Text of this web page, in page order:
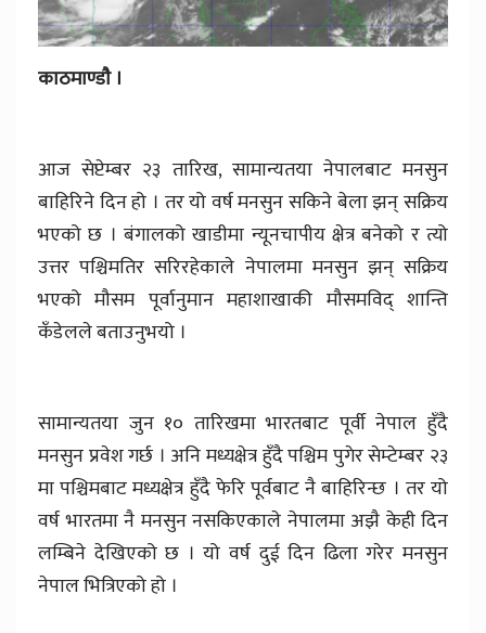
काठमाण्डाै ।
आज सेप्टेम्बर २३ तारिख, सामान्यतया नेपालबाट मनसुन
बाहिरिने दिन हो । तर यो वर्ष मनसुन सकिने बेला झन् सक्रिय
भएको छ । बंगालको खाडीमा न्यूनचापीय क्षेत्र बनेको र त्यो
उत्तर पश्चिमतिर सरिरहेकाले नेपालमा मनसुन झन् सक्रिय
भएको मौसम पूर्वानुमान महाशाखाकी मौसमविद् शान्ति
कँडेलले बताउनुभयो ।
सामान्यतया जुन १० तारिखमा भारतबाट पूर्वी नेपाल हुँदै
मनसुन प्रवेश गर्छ । अनि मध्यक्षेत्र हुँदै पश्चिम पुगेर सेम्टेम्बर २३
मा पश्चिमबाट मध्यक्षेत्र हुँदै फेरि पूर्वबाट नै बाहिरिन्छ । तर यो
वर्ष भारतमा नै मनसुन नसकिएकाले नेपालमा अझै केही दिन
लम्बिने देखिएको छ । यो वर्ष दुई दिन ढिला गरेर मनसुन
नेपाल भित्रिएको हो ।